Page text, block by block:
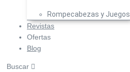
Rompecabezas y Juegos
Revistas
Ofertas
Blog
Buscar